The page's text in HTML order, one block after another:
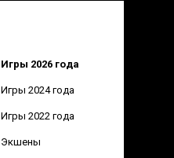
Игры 2026 года
Игры 2024 года
Игры 2022 года
Экшены